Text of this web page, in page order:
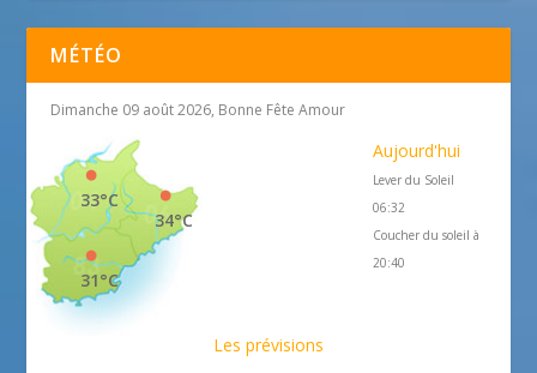
MÉTÉO
Dimanche 09 août 2026, Bonne Fête Amour
34°C
33°C
31°C
Aujourd'hui
Lever du Soleil
06:32
Coucher du soleil à
20:40
Les prévisions